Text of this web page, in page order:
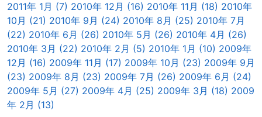
2011年 1月 (7) 2010年 12月 (16) 2010年 11月 (18) 2010年
10月 (21) 2010年 9月 (24) 2010年 8月 (25) 2010年 7月
(22) 2010年 6月 (26) 2010年 5月 (26) 2010年 4月 (26)
2010年 3月 (22) 2010年 2月 (5) 2010年 1月 (10) 2009年
12月 (16) 2009年 11月 (17) 2009年 10月 (23) 2009年 9月
(23) 2009年 8月 (23) 2009年 7月 (26) 2009年 6月 (24)
2009年 5月 (27) 2009年 4月 (25) 2009年 3月 (18) 2009
年 2月 (13)